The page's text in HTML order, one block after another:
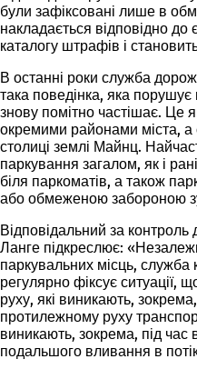
були зафіксовані лише в
накладається відповідно до
каталогу штрафів і
В останні роки служба
така поведінка, яка
знову помітно частішає. Це
окремими районами міста, а
столиці землі Майнц.
паркування загалом, як і
біля паркоматів, а також
або обмеженою забороною
Відповідальний за
Ланге підкреслює:
паркувальних місць,
регулярно фіксує ситуації,
руху, які виникають,
протилежному руху
виникають, зокрема, під час
подальшого вливання в